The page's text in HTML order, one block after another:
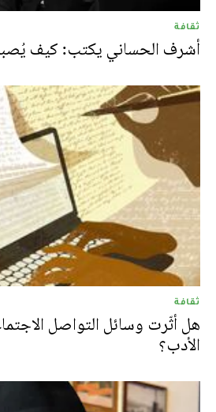
ثقافة
أشرف الحساني يكتب: كيف
ثقافة
هل أثّرت وسائل التواصل
الأدب؟